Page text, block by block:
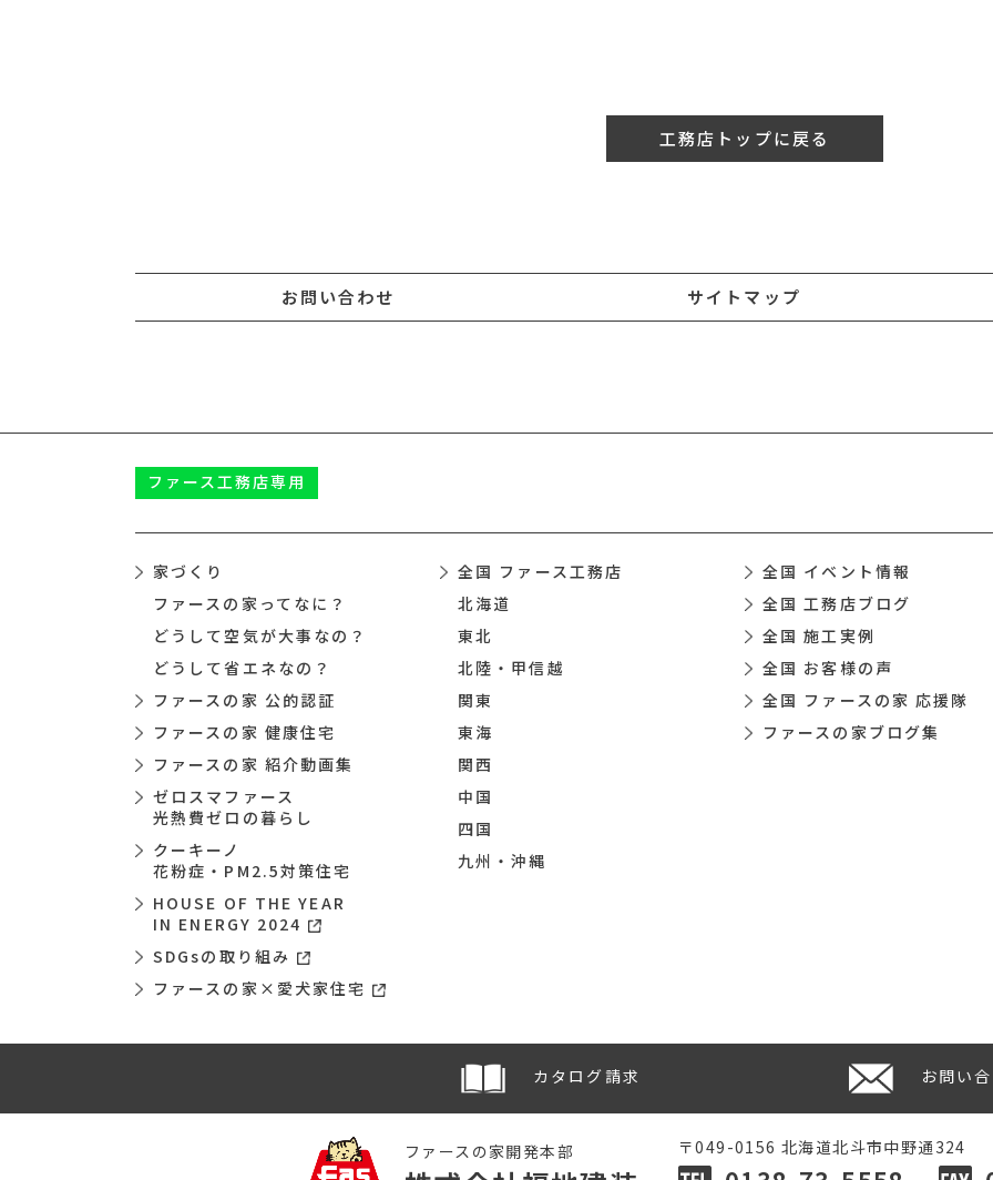
工務店トップに戻る
お問い合わせ サイトマップ
ファース工務店専用
家づくり
ファースの家ってなに？
どうして空気が大事なの？
どうして省エネなの？
ファースの家 公的認証
ファースの家 健康住宅
ファースの家 紹介動画集
ゼロスマファース
光熱費ゼロの暮らし
クーキーノ
花粉症・PM2.5対策住宅
HOUSE OF THE YEAR
IN ENERGY 2024
SDGsの取り組み
ファースの家×愛犬家住宅
全国 ファース工務店
北海道
東北
北陸・甲信越
関東
東海
関西
中国
四国
九州・沖縄
全国 イベント情報
全国 工務店ブログ
全国 施工実例
全国 お客様の声
全国 ファースの家 応援隊
ファースの家ブログ集
カタログ請求 お問い
ファースの家開発本部 〒049-0156 北海道北斗市中野通324